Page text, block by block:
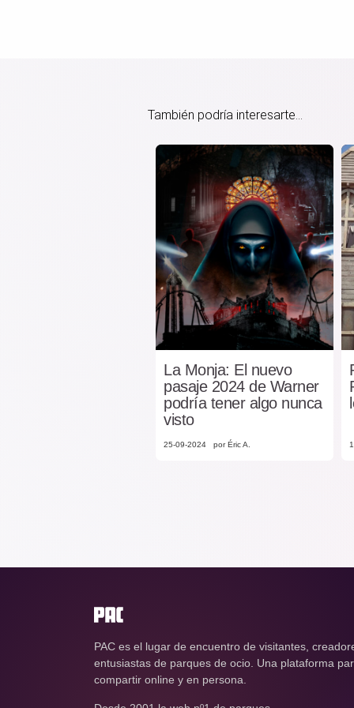
También podría interesarte...
La Monja: El nuevo
pasaje 2024 de Warner
podría tener algo nunca
visto
25-09-2024 por Éric A.
PAC es el lugar de encuentro de visitantes,
entusiastas de parques de ocio. Una plataforma
compartir online y en persona.